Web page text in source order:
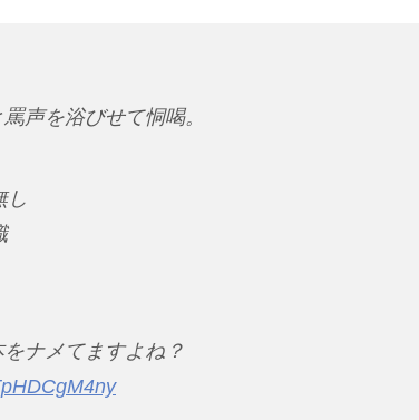
声を浴びせて恫喝。
し
ナメてますよね？